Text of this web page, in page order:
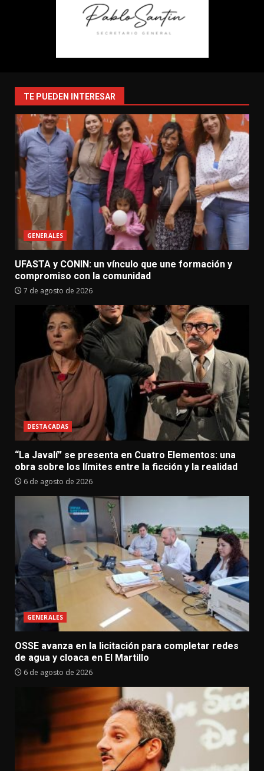
TE PUEDEN INTERESAR
GENERALES
UFASTA y CONIN: un vínculo que une formación y
compromiso con la comunidad
7 de agosto de 2026
DESTACADAS
“La Javalí” se presenta en Cuatro Elementos: una
obra sobre los límites entre la ficción y la realidad
6 de agosto de 2026
GENERALES
OSSE avanza en la licitación para completar redes
de agua y cloaca en El Martillo
6 de agosto de 2026